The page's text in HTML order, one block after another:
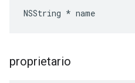
NSString * name
proprietario